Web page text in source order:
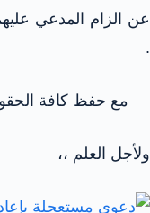
عن الزام المدعي
.
مع حفظ كافة
ولأجل العلم ،،